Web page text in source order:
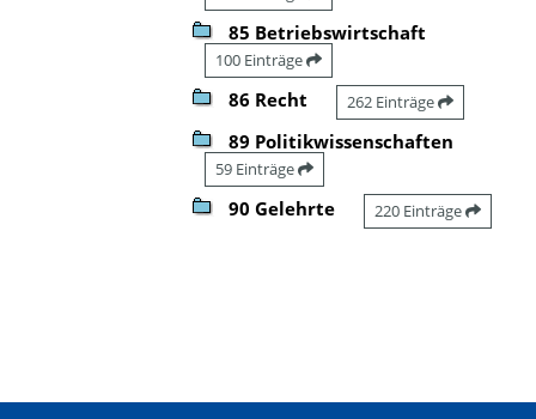
85 Betriebswirtschaft
100 Einträge
86 Recht 262 Einträge
89 Politikwissenschaften
59 Einträge
90 Gelehrte 220 Einträge